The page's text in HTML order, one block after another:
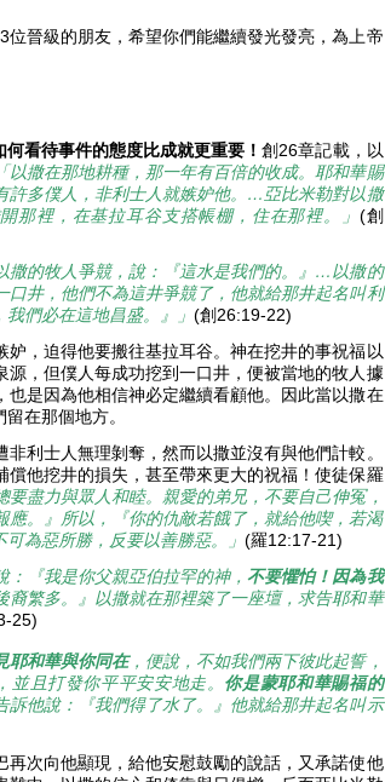
晉級的朋友，希望你們能繼續發光發亮，為上帝
何看待事件的態度比成就更重要！創26章記載，以
「以撒在那地耕種，那一年有百倍的收成。耶和華賜
多僕人，非利士人就嫉妒他。 … 亞比米勒對以撒
那裡，在基拉耳谷支搭帳棚，住在那裡。」 (創
撒的牧人爭競，說：『這水是我們的。』…以撒的
口井，他們不為這井爭競了，他就給那井起名叫利
我們必在這地昌盛。』」(創26:19-22)
，迫得他要搬往基拉耳谷。神在挖井的事祝福以
，但僕人每成功挖到一口井，便被當地的牧人據
是因為他相信神必定繼續看顧他。因此當以撒在
在那個地方。
利士人無理剝奪，然而以撒並沒有與他們計較。
他挖井的損失，甚至帶來更大的祝福！使徒保羅
盡力與眾人和睦。親愛的弟兄，不要自己伸冤，
。』所以，『你的仇敵若餓了，就給他喫，若渴
可為惡所勝，反要以善勝惡。」(羅12:17-21)
：『我是你父親亞伯拉罕的神，不要懼怕！因為我
繁多。』以撒就在那裡築了一座壇，求告耶和華
25)
耶和華與你同在，便說，不如我們兩下彼此起誓，
且打發你平平安安地走。 你是蒙耶和華賜福的
訴他說：『我們得了水了。』他就給那井起名叫示
次向他顯現，給他安慰鼓勵的說話，又承諾使他